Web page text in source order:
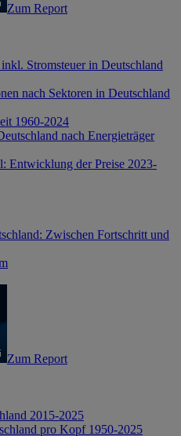
Zum Report
Stromsteuer in Deutschland
nach Sektoren in Deutschland
1960-2024
nach Energieträger
Entwicklung der Preise 2023-
Zwischen Fortschritt und
Zum Report
2015-2025
pro Kopf 1950-2025